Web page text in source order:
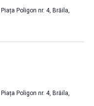
Piața Poligon nr. 4, Brăila,
Piața Poligon nr. 4, Brăila,